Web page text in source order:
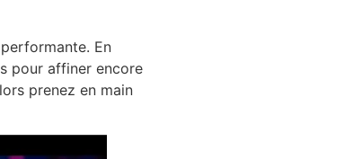
En
pour affiner encore
prenez en main